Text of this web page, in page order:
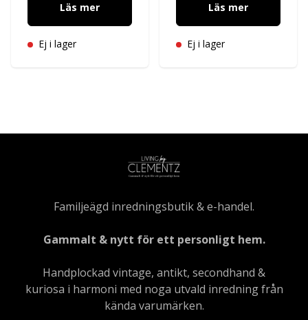
Läs mer
Ej i lager
Läs mer
Ej i lager
Familjeägd inredningsbutik & e-handel.
Gammalt & nytt för ett personligt hem.
Handplockad vintage, antikt, secondhand &
kuriosa i harmoni med noga utvald inredning från
kända varumärken.